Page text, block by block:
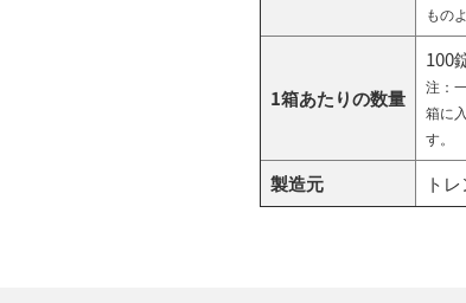
もの
1箱あたりの数量
100
注：
箱に
す。
製造元 ト